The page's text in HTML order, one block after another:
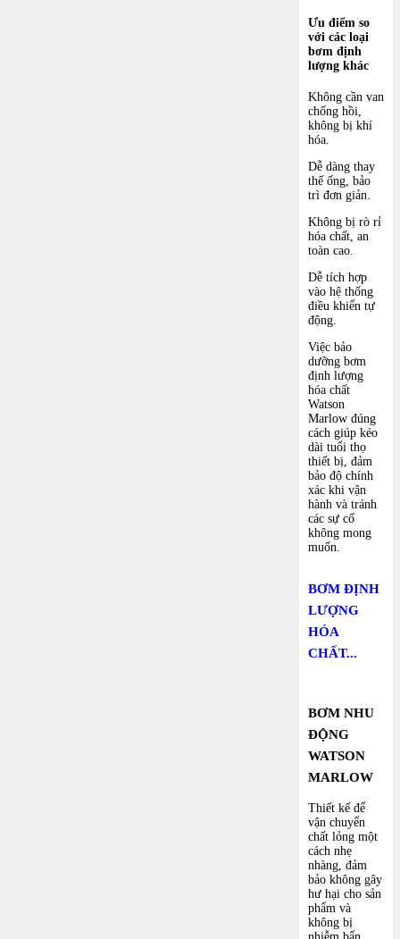
Ưu điểm so
với các loại
bơm định
lượng khác
Không cần van
chống hồi,
không bị khí
hóa.
Dễ dàng thay
thế ống, bảo
trì đơn giản.
Không bị rò rỉ
hóa chất, an
toàn cao.
Dễ tích hợp
vào hệ thống
điều khiển tự
động.
Việc bảo
dưỡng bơm
định lượng
hóa chất
Watson
Marlow đúng
cách giúp kéo
dài tuổi thọ
thiết bị, đảm
bảo độ chính
xác khi vận
hành và tránh
các sự cố
không mong
muốn.
BƠM ĐỊNH
LƯỢNG
HÓA
CHẤT...
BƠM NHU
ĐỘNG
WATSON
MARLOW
Thiết kế để
vận chuyển
chất lỏng một
cách nhẹ
nhàng, đảm
bảo không gây
hư hại cho sản
phẩm và
không bị